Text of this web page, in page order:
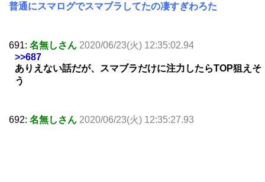
普通にスマログでスマブラしてたの凄すぎわろた
691: 名無しさん 2020/06/23(火) 12:35:02.94
>>687
ありえない話だが、スマブラだけに注力したらTOP狙えそ
う
692: 名無しさん 2020/06/23(火) 12:35:27.93